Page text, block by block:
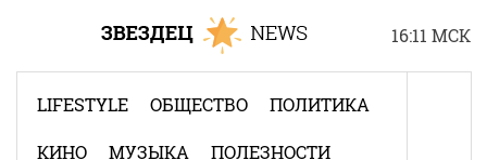
16:11 МСК
LIFESTYLE ОБЩЕСТВО ПОЛИТИКА
КИНО МУЗЫКА ПОЛЕЗНОСТИ